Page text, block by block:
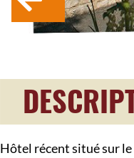
Hôtel récent situé sur le